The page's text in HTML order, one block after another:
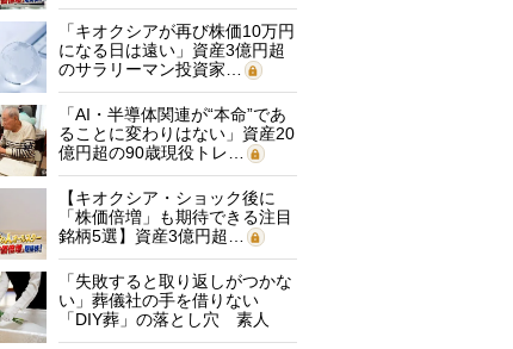
「キオクシアが再び株価10万円
になる日は遠い」資産3億円超
のサラリーマン投資家…
「AI・半導体関連が“本命”であ
ることに変わりはない」資産20
億円超の90歳現役トレ…
【キオクシア・ショック後に
「株価倍増」も期待できる注目
銘柄5選】資産3億円超…
「失敗すると取り返しがつかな
い」葬儀社の手を借りない
「DIY葬」の落とし穴 素人
に…